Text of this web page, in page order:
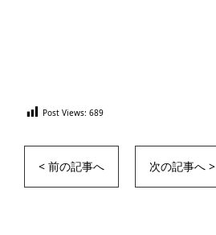
Post Views: 689
< 前の記事へ 次の記事へ >